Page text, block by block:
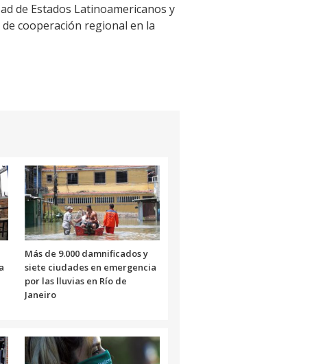
de Estados Latinoamericanos y
cooperación regional en la
Más de 9.000 damnificados y
siete ciudades en emergencia
por las lluvias en Río de
Janeiro